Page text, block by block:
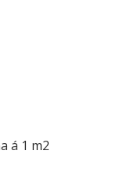
á 1 m2